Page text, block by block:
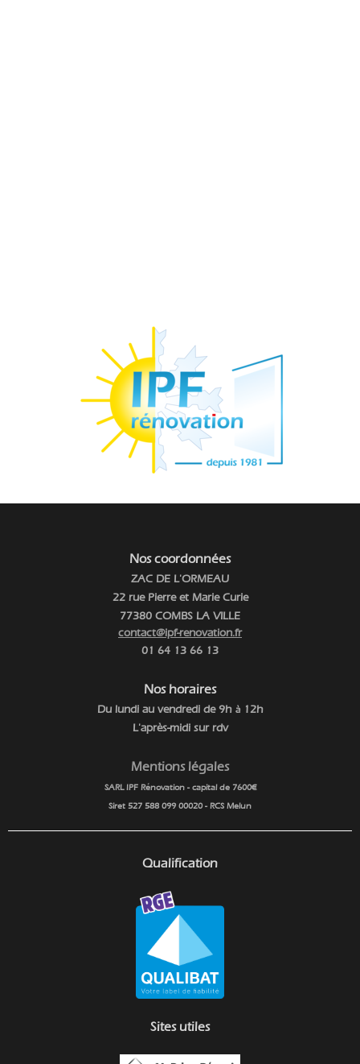
Nos coordonnées
ZAC DE L'ORMEAU
22 rue Pierre et Marie Curie
77380 COMBS LA VILLE
contact@ipf-renovation.fr
01 64 13 66 13
Nos horaires
Du lundi au vendredi de 9h à12h
L'après-midi sur rdv
Mentions légales
SARL IPF Rénovation - capital de 7600€
Siret 527 588 099 00020 - RCS Melun
Qualification
Sites utiles